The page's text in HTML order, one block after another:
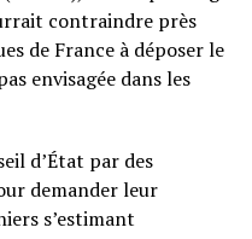
contraindre près
de France à déposer le
envisagée dans les
d’État par des
demander leur
s’estimant